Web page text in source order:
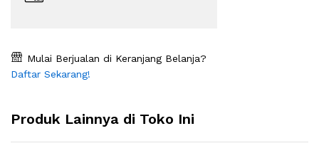
Mulai Berjualan di Keranjang Belanja?
Daftar Sekarang!
Produk Lainnya di Toko Ini